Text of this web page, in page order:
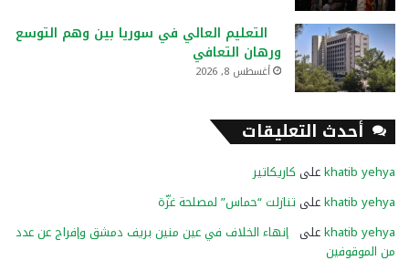
التعليم العالي في سوريا بين وهم التوسع
ورهان التعافي
أغسطس 8, 2026
أحدث التعليقات
khatib yehyaعلى كاريكاتير
khatib yehyaعلى تنازلت “حماس” لمصلحة غزّة
khatib yehyaعلى إنهاء الخلاف في عين منين بريف دمشق وإفراج عن عدد
من الموقوفين